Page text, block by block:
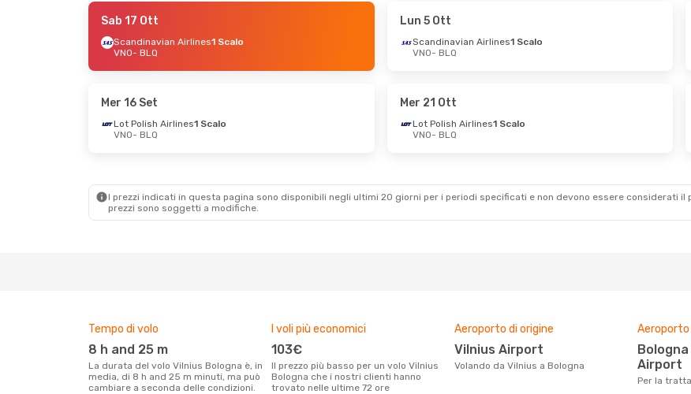
- Mar 29 Set
Scandinavian Airlines1 Scalo
Lot Polish Airlines1 Scalo
Sab 17 Ott
Scandinavian Airlines1 Scalo
VNO- BLQ
Lun 5 Ott
Scandinavian Airlines1 Scalo
VNO- BLQ
Mer 16 Set
Lot Polish Airlines1 Scalo
VNO- BLQ
Mer 21 Ott
Lot Polish Airlines1 Scalo
VNO- BLQ
I prezzi indicati in questa pagina sono disponibili negli ultimi 20 giorni per i periodi specificati e non devono essere considerati
prezzi sono soggetti a modifiche.
Tempo di volo
8 h and 25 m
La durata del volo Vilnius Bologna è, in
media, di 8 h and 25 m minuti, ma può
cambiare a seconda delle condizioni.
I voli più economici
103€
Il prezzo più basso per un volo Vilnius
Bologna che i nostri clienti hanno
trovato nelle ultime 72 ore
Aeroporto di origine
Vilnius Airport
Volando da Vilnius a Bologna
Bologna Guglielmo Marconi
Airport
Per la